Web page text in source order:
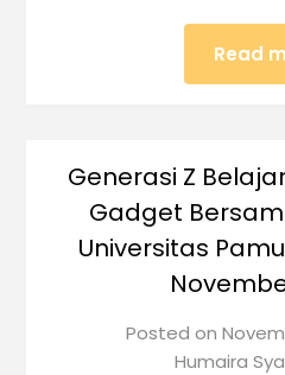
Read
Generasi Z
Gadget
Universitas
Posted on
Humaira